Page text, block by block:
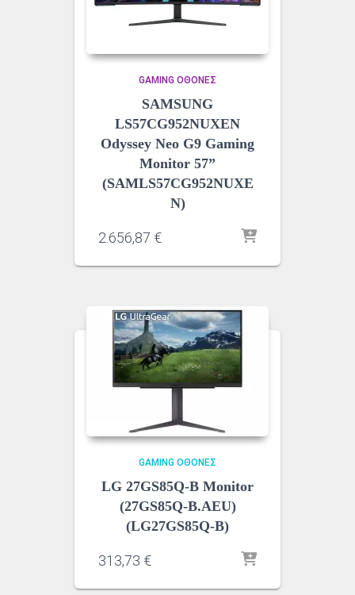
GAMING ΟΘΌΝΕΣ
SAMSUNG
LS57CG952NUXEN
Odyssey Neo G9 Gaming
Monitor 57”
(SAMLS57CG952NUXE
N)
2.656,87 €
GAMING ΟΘΌΝΕΣ
LG 27GS85Q-B Monitor
(27GS85Q-B.AEU)
(LG27GS85Q-B)
313,73 €